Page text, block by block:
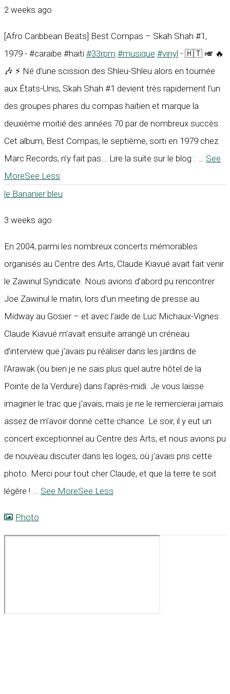
2 weeks ago
[Afro Caribbean Beats] Best Compas – Skah Shah #1,
1979 - #caraïbe #haïti #33rpm #musique #vinyl - 🇭🇹 🎺 🔥
🎶 ⚡ Né d’une scission des Shleu-Shleu alors en tournée
aux États-Unis, Skah Shah #1 devient très rapidement l’un
des groupes phares du compas haïtien et marque la
deuxième moitié des années 70 par de nombreux succès.
Cet album, Best Compas, le septième, sorti en 1979 chez
Marc Records, n’y fait pas... Lire la suite sur le blog :
See
MoreSee Less
le Bananier bleu
3 weeks ago
En 2004, parmi les nombreux concerts mémorables
organisés au Centre des Arts, Claude Kiavué avait fait venir
le Zawinul Syndicate. Nous avions d’abord pu rencontrer
Joe Zawinul le matin, lors d’un meeting de presse au
Midway au Gosier – et avec l’aide de Luc Michaux-Vignes.
Claude Kiavué m’avait ensuite arrangé un créneau
d’interview que j’avais pu réaliser dans les jardins de
l’Arawak (ou bien je ne sais plus quel autre hôtel de la
Pointe de la Verdure) dans l’après-midi. Je vous laisse
imaginer le trac que j’avais, mais je ne le remercierai jamais
assez de m’avoir donné cette chance. Le soir, il y eut un
concert exceptionnel au Centre des Arts, et nous avions pu
de nouveau discuter dans les loges, où j’avais pris cette
photo. Merci pour tout cher Claude, et que la terre te soit
légère !
See MoreSee Less
Photo